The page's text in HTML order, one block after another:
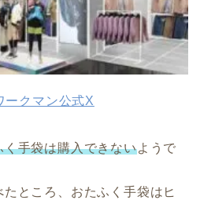
ークマン公式X
く手袋は購入できないようで
ところ、おたふく手袋はヒ